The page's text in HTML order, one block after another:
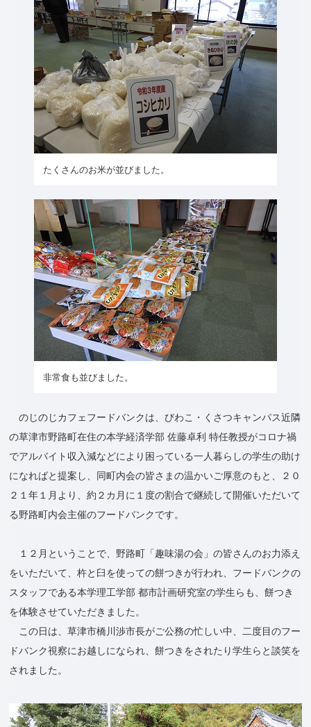
たくさんのお米が並びました。
非常食も並びました。
のじのじカフェフードバンクは、びわこ・くさつキャンパス近隣
の草津市野路町在住の本学経済学部 佐藤卓利 特任教授がコロナ禍
でアルバイト収入減などにより困っている一人暮らしの学生の助け
になればと提案し、同町内会の皆さまの温かいご厚意のもと、２０
２１年１月より、約２カ月に１度の割合で継続して開催いただいて
る野路町内会主催のフードバンクです。
１２月ということで、野路町「趣味湯の会」の皆さんのお力添え
をいただいて、杵と臼を使っての餅つきが行われ、フードバンクの
スタッフである本学理工学部 都市計画研究室の学生らも、餅つき
を体験させていただきました。
この日は、草津市橋川渉市長がご公務の忙しい中、二度目のフー
ドバンク視察にお越しになられ、餅つきをされたり学生らと談笑を
されました。